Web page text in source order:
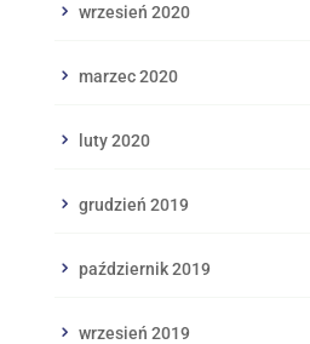
wrzesień 2020
marzec 2020
luty 2020
grudzień 2019
październik 2019
wrzesień 2019